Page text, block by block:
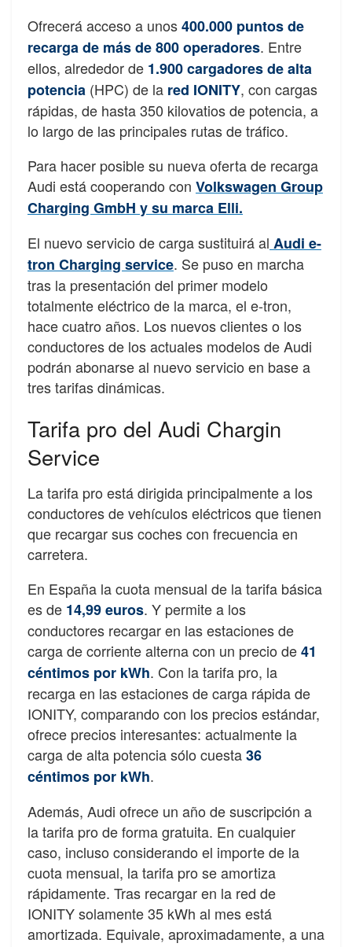
Ofrecerá acceso a unos400.000 puntos de
recarga de más de800 operadores. Entre
ellos, alrededor de 1.900 cargadores de alta
potencia (HPC) de la red IONITY, con cargas
rápidas, de hasta 350 kilovatios de potencia, a
lo largo de las principales rutas de tráfico.
Para hacer posible su nueva oferta de recarga
Audi está cooperando con Volkswagen Group
Charging GmbH y su marca Elli.
El nuevo servicio de carga sustituirá al Audi e-
tron Charging service. Se puso en marcha
tras la presentación del primer modelo
totalmente eléctrico de la marca, el e-tron,
hace cuatro años. Los nuevos clientes o los
conductores de los actuales modelos de Audi
podrán abonarse al nuevo servicio en base a
tres tarifas dinámicas.
Tarifa pro del Audi Chargin
Service
La tarifa pro está dirigida principalmente a los
conductores de vehículos eléctricos que tienen
que recargar sus coches con frecuencia en
carretera.
En España la cuota mensual de la tarifa básica
es de 14,99 euros. Y permite a los
conductores recargar en las estaciones de
carga de corriente alterna con un precio de41
céntimos por kWh. Con la tarifa pro, la
recarga en las estaciones de carga rápida de
IONITY, comparando con los precios estándar,
ofrece precios interesantes: actualmente la
carga de alta potencia sólo cuesta36
céntimos por kWh.
Además, Audi ofrece un año de suscripción a
la tarifa pro de forma gratuita. En cualquier
caso, incluso considerando el importe de la
cuota mensual, la tarifa pro se amortiza
rápidamente. Tras recargar en la red de
IONITY solamente 35 kWh al mes está
amortizada. Equivale, aproximadamente, a una